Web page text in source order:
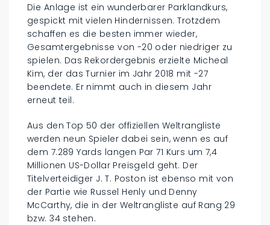
Die Anlage ist ein wunderbarer Parklandkurs,
gespickt mit vielen Hindernissen. Trotzdem
schaffen es die besten immer wieder,
Gesamtergebnisse von -20 oder niedriger zu
spielen. Das Rekordergebnis erzielte Micheal
Kim, der das Turnier im Jahr 2018 mit -27
beendete. Er nimmt auch in diesem Jahr
erneut teil.
Aus den Top 50 der offiziellen Weltrangliste
werden neun Spieler dabei sein, wenn es auf
dem 7.289 Yards langen Par 71 Kurs um 7,4
Millionen US-Dollar Preisgeld geht. Der
Titelverteidiger J. T. Poston ist ebenso mit von
der Partie wie Russel Henly und Denny
McCarthy, die in der Weltrangliste auf Rang 29
bzw. 34 stehen.